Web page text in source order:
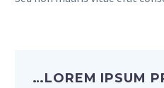
…LOREM IPSUM